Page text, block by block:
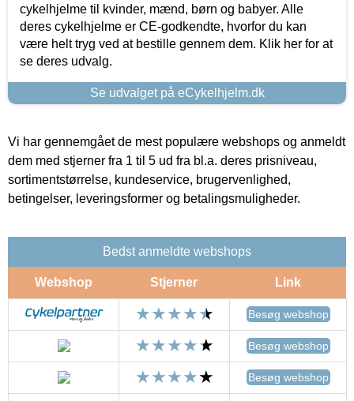
cykelhjelme til kvinder, mænd, børn og babyer. Alle
deres cykelhjelme er CE-godkendte, hvorfor du kan
være helt tryg ved at bestille gennem dem. Klik her for at
se deres udvalg.
Se udvalget på eCykelhjelm.dk
Vi har gennemgået de mest populære webshops og anmeldt
dem med stjerner fra 1 til 5 ud fra bl.a. deres prisniveau,
sortimentstørrelse, kundeservice, brugervenlighed,
betingelser, leveringsformer og betalingsmuligheder.
Bedst anmeldte webshops
Webshop Stjerner Link
Besøg webshop
Besøg webshop
Besøg webshop